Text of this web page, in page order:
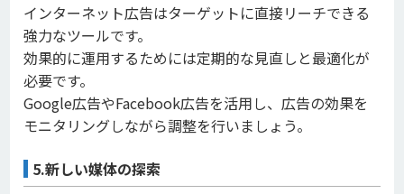
インターネット広告はターゲットに直接リーチできる
強力なツールです。
効果的に運用するためには定期的な見直しと最適化が
必要です。
Google広告やFacebook広告を活用し、広告の効果を
モニタリングしながら調整を行いましょう。
5.新しい媒体の探索